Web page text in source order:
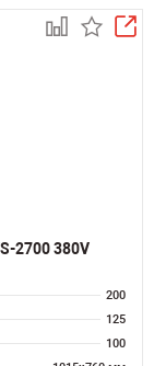
2700 380V
200
125
100